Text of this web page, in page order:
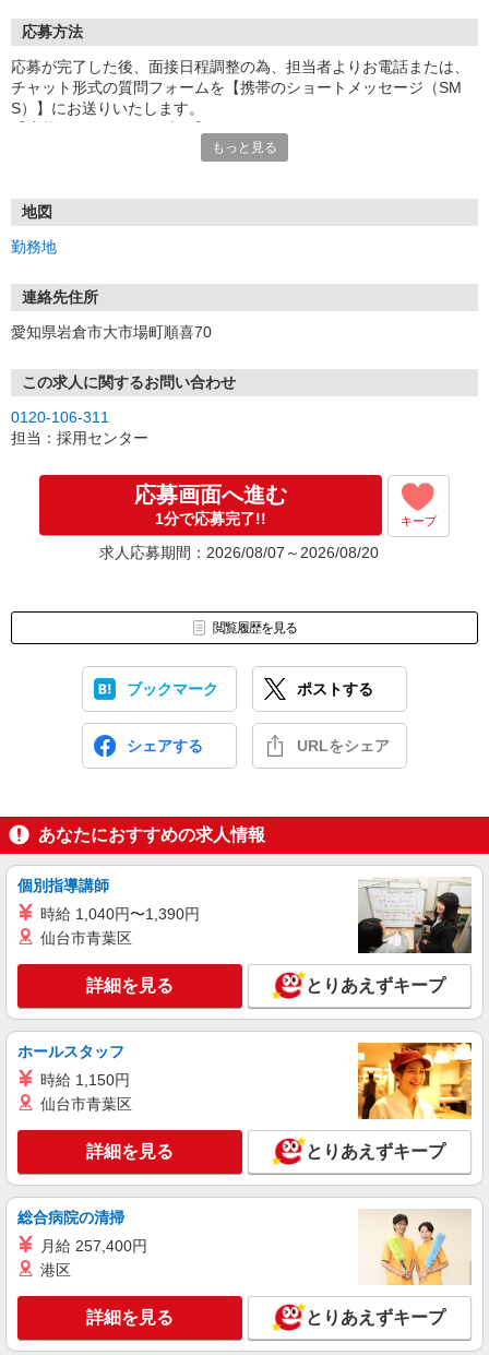
応募方法
応募が完了した後、面接日程調整の為、担当者よりお電話または、
チャット形式の質問フォームを【携帯のショートメッセージ（SM
S）】にお送りいたします。
1.応募…Webもしくはお電話より応募ください。
※実技試験はドライバーの職種のみとなります。
もっと見る
地図
勤務地
連絡先住所
愛知県岩倉市大市場町順喜70
この求人に関するお問い合わせ
0120-106-311
担当：採用センター
応募画面へ進む
1分で応募完了!! キープ
求人応募期間：2026/08/07～2026/08/20
閲覧履歴を見る
ブックマーク ポストする
シェアする URLをシェア
あなたにおすすめの求人情報
個別指導講師
時給 1,040円〜1,390円
仙台市青葉区
詳細を見る とりあえずキープ
ホールスタッフ
時給 1,150円
仙台市青葉区
詳細を見る とりあえずキープ
総合病院の清掃
月給 257,400円
港区
詳細を見る とりあえずキープ